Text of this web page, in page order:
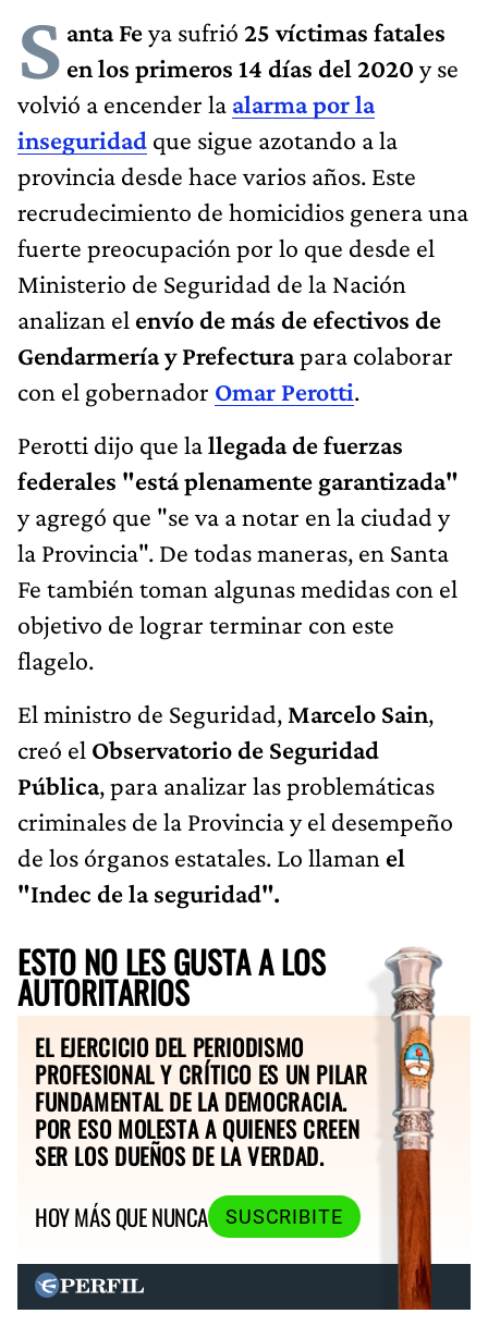
S anta Feya sufrió 25 víctimas fatales
en los primeros 14 días del 2020 y se
volvió a encender la alarma por la
inseguridad que sigue azotando a la
provincia desde hace varios años. Este
recrudecimiento de homicidios genera una
fuerte preocupación por lo que desde el
Ministerio de Seguridad de la Nación
analizan el envío de más de efectivos de
Gendarmería y Prefecturapara colaborar
con el gobernador Omar Perotti.
Perotti dijo que lallegada de fuerzas
federales "está plenamente garantizada"
y agregó que "se va a notar en la ciudad y
la Provincia". De todas maneras, en Santa
Fe también toman algunas medidas con el
objetivo de lograr terminar con este
flagelo.
El ministro de Seguridad, Marcelo Sain,
creó el Observatorio de Seguridad
Pública, para analizar las problemáticas
criminales de la Provincia y el desempeño
de los órganos estatales. Lo llaman el
"Indec de la seguridad".
ESTO NO LES GUSTA A LOS
AUTORITARIOS
EL EJERCICIO DEL PERIODISMO
PROFESIONAL Y CRÍTICO ES UN PILAR
FUNDAMENTAL DE LA DEMOCRACIA.
POR ESO MOLESTA A QUIENES CREEN
SER LOS DUEÑOS DE LA VERDAD.
HOY MÁS QUE NUNCA
SUSCRIBITE